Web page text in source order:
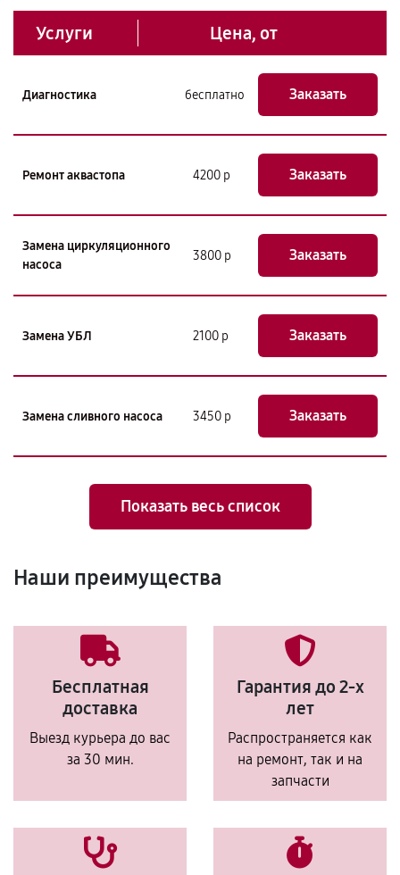
Услуги Цена, от
Диагностика бесплатно Заказать
Ремонт аквастопа 4200 р Заказать
Замена циркуляционного
насоса
3800 р Заказать
Замена УБЛ 2100 р Заказать
Замена сливного насоса 3450 р Заказать
Показать весь список
Наши преимущества
Бесплатная
доставка
Выезд курьера до вас
за 30 мин.
Гарантия до 2-х
лет
Распространяется как
на ремонт, так и на
запчасти